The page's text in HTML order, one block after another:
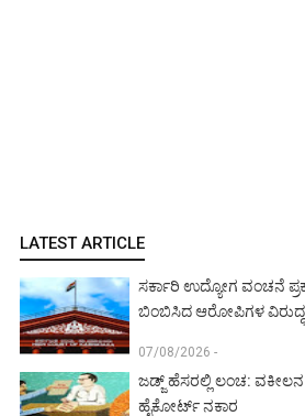
LATEST ARTICLE
ಸರ್ಕಾರಿ ಉದ್ಯೋಗ ವಂಚನೆ
ಬಿಂಬಿಸಿದ ಆರೋಪಿಗಳ
07/08/2026 -
ಜಡ್ಜ್ ಹೆಸರಲ್ಲಿ ಲಂಚ:
ಹೈಕೋರ್ಟ್ ನಕಾರ